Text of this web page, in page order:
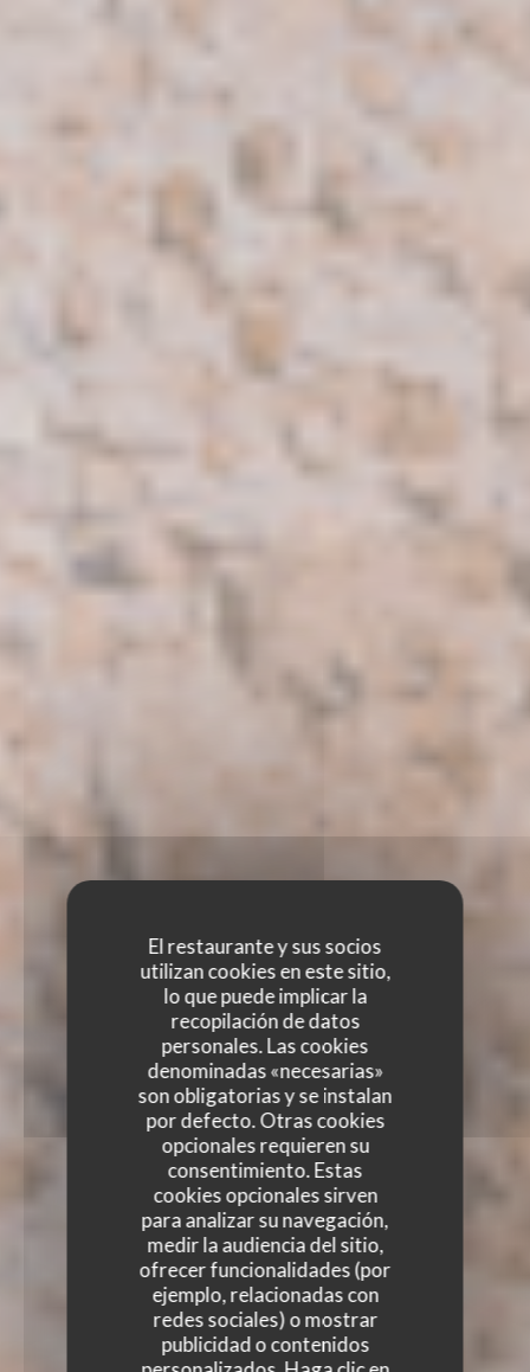
El restaurante y sus socios
utilizan cookies en este sitio,
lo que puede implicar la
recopilación de datos
personales. Las cookies
denominadas «necesarias»
son obligatorias y se instalan
por defecto. Otras cookies
opcionales requieren su
consentimiento. Estas
cookies opcionales sirven
para analizar su navegación,
medir la audiencia del sitio,
ofrecer funcionalidades (por
ejemplo, relacionadas con
redes sociales) o mostrar
publicidad o contenidos